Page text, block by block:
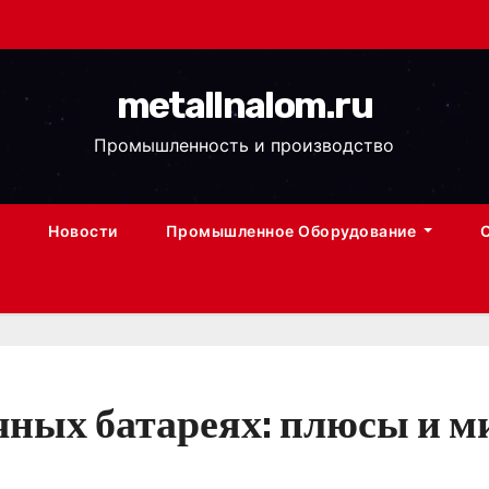
metallnalom.ru
Промышленность и производство
Новости Промышленное Оборудование
батареях: плюсы и